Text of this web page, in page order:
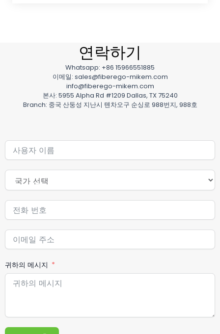
연락하기
Whatsapp: +86 15966551885
이메일: sales@fiberego-mikem.com
info@fiberego-mikem.com
본사: 5955 Alpha Rd #1209 Dallas, TX 75240
Branch: 중국 산둥성 지난시 톈차오구 순싱로 988번지, 988호
귀하의 메시지